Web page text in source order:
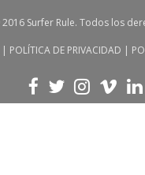
Surfer Rule. Todos los
POLÍTICA DE PRIVACIDAD |